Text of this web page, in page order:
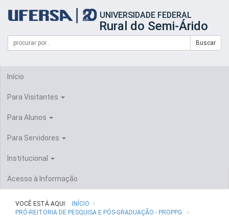
portal
UFERSA
UNIVERSIDADE FEDERAL
Rural do Semi-Árido
Formulário
Busca
Campo
de
Buscar
Início
Para Visitantes
Para Alunos
Para Servidores
Institucional
Acesso à Informação
VOCÊ ESTÁ AQUI:
INÍCIO
PRÓ-REITORIA DE PESQUISA E PÓS-GRADUAÇÃO - PROPPG